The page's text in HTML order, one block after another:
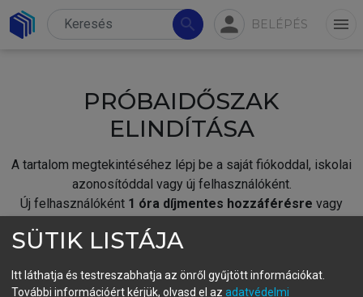
search person BELÉPÉS menu
PRÓBAIDŐSZAK
ELINDÍTÁSA
A tartalom megtekintéséhez lépj be a saját fiókoddal, iskolai
azonosítóddal vagy új felhasználóként.
Új felhasználóként 1 óra díjmentes hozzáférésre vagy
fiókoddal,vagy hozz létre új fiókot.
SÜTIK LISTÁJA
Itt láthatja és testreszabhatja az önről gyűjtött információkat.
További információért kérjük, olvasd el az adatvédelmi